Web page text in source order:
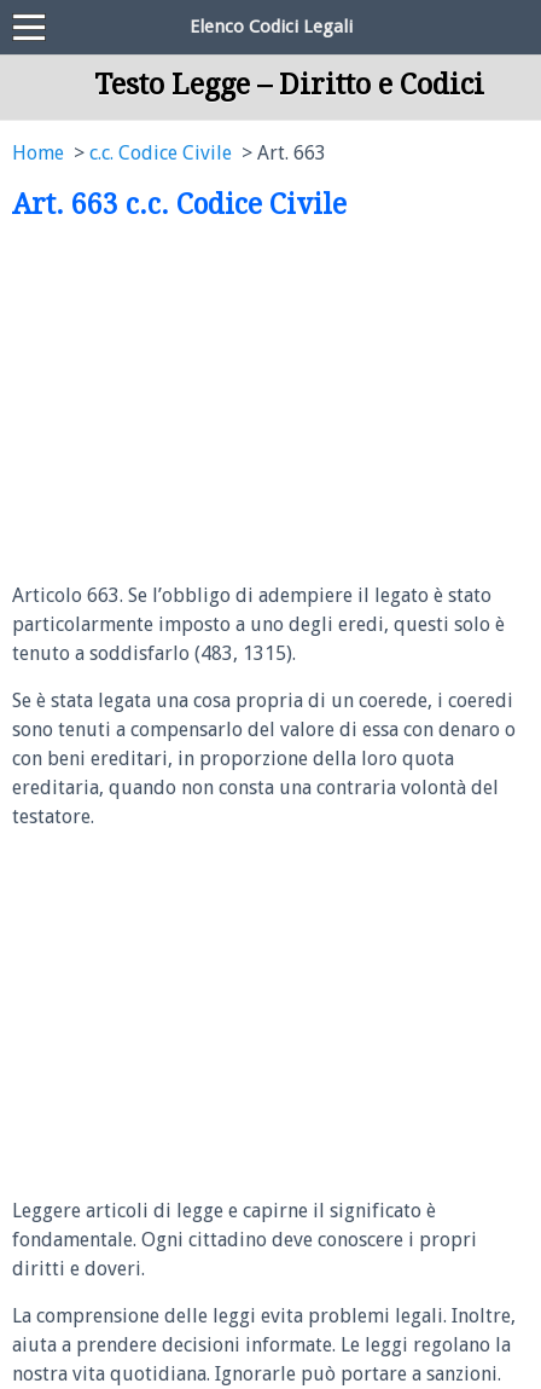
Elenco Codici Legali
Testo Legge – Diritto e Codici
Home c.c. Codice Civile Art. 663
Art. 663 c.c. Codice Civile
Articolo 663. Se l’obbligo di adempiere il legato è stato
particolarmente imposto a uno degli eredi, questi solo è
tenuto a soddisfarlo (483, 1315).
Se è stata legata una cosa propria di un coerede, i coeredi
sono tenuti a compensarlo del valore di essa con denaro o
con beni ereditari, in proporzione della loro quota
ereditaria, quando non consta una contraria volontà del
testatore.
Leggere articoli di legge e capirne il significato è
fondamentale. Ogni cittadino deve conoscere i propri
diritti e doveri.
La comprensione delle leggi evita problemi legali. Inoltre,
aiuta a prendere decisioni informate. Le leggi regolano la
nostra vita quotidiana. Ignorarle può portare a sanzioni.